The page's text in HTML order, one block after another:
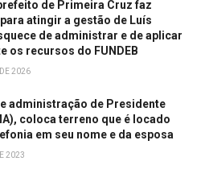
de Primeira Cruz faz
atingir a gestão de Luís
de administrar e de aplicar
os recursos do FUNDEB
2026
administração de Presidente
coloca terreno que é locado
em seu nome e da esposa
2023